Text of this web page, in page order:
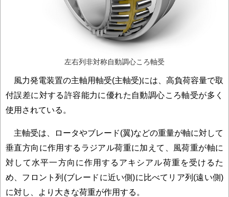
左右列非対称自動調心ころ軸受
風力発電装置の主軸用軸受(主軸受)には、高負荷容量で取
付誤差に対する許容能力に優れた自動調心ころ軸受が多く
使用されている。
主軸受は、ロータやブレード(翼)などの重量が軸に対して
垂直方向に作用するラジアル荷重に加えて、風荷重が軸に
対して水平一方向に作用するアキシアル荷重を受けるた
め、フロント列(ブレードに近い側)に比べてリア列(遠い側)
に対し、より大きな荷重が作用する。